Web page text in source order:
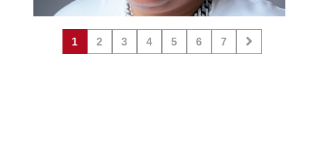
1 2 3 4 5 6 7